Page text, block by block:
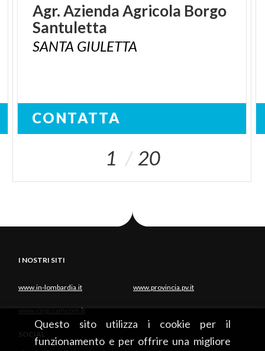
Questo sito utilizza i cookie per il
funzionamento e per offrire una migliore
Agr.AziendaAgricola Borgo
Santuletta
SANTA GIULETTA
CONTATTA
1 20
I NOSTRI SITI
www.in-lombardia.it www.provincia.pv.it
www.cmp.camcom.it
SOCIAL